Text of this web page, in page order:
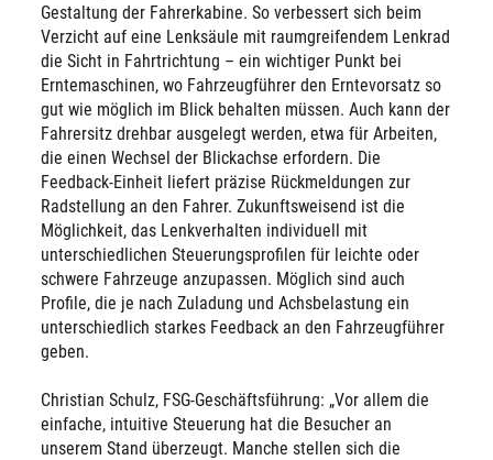
Gestaltung der Fahrerkabine. So verbessert sich beim
Verzicht auf eine Lenksäule mit raumgreifendem Lenkrad
die Sicht in Fahrtrichtung – ein wichtiger Punkt bei
Erntemaschinen, wo Fahrzeugführer den Erntevorsatz so
gut wie möglich im Blick behalten müssen. Auch kann der
Fahrersitz drehbar ausgelegt werden, etwa für Arbeiten,
die einen Wechsel der Blickachse erfordern. Die
Feedback-Einheit liefert präzise Rückmeldungen zur
Radstellung an den Fahrer. Zukunftsweisend ist die
Möglichkeit, das Lenkverhalten individuell mit
unterschiedlichen Steuerungsprofilen für leichte oder
schwere Fahrzeuge anzupassen. Möglich sind auch
Profile, die je nach Zuladung und Achsbelastung ein
unterschiedlich starkes Feedback an den Fahrzeugführer
geben.
Christian Schulz, FSG-Geschäftsführung: „Vor allem die
einfache, intuitive Steuerung hat die Besucher an
unserem Stand überzeugt. Manche stellen sich die